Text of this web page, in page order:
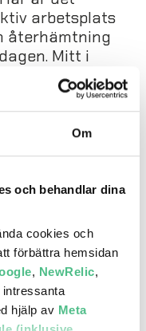
Om
och behandlar dina
cookies och
förbättra hemsidan
, NewRelic,
hjälp av Meta
arbetsplats
återhämtning
Mitt i
och
tennis och
SUP. I
gym – bland